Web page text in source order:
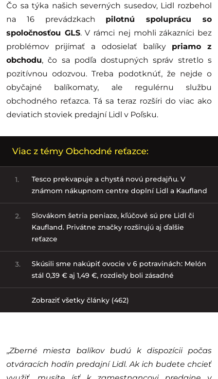
Čo sa týka našich severných susedov, Lidl rozbehol
na 16 prevádzkach pilotnú spoluprácu so
spoločnosťou GLS. V rámci nej mohli zákazníci bez
problémov prijímať a odosielať balíky priamo z
obchodu, čo sa podľa dostupných správ stretlo s
pozitívnou odozvou. Treba podotknúť, že nejde o
obyčajné balíkomaty, ale regulérnu službu
obchodného reťazca. Tá sa teraz rozšíri do viac ako
deviatich stoviek predajní Lidl v Poľsku.
Viac z témy Obchodné reťazce:
1.
Tesco prekvapuje a chystá novú predajňu. V
známom nákupnom centre doplní Lidl a Kaufland
2.
Slovákom šetria peniaze, kľúčové sú pre Lidl či
Kaufland. Privátne značky rozširujú aj ďalšie
reťazce
3.
Skúsili sme nakúpiť ovocie v 6 potravinách: Melón
stál 0,39 € aj 1,49 €, rozdiely boli zásadné
Zobraziť všetky články (462)
„Zberné miesta balíkov budú k dispozícii počas
otváracích hodín predajní Lidl. Ak ich budete chcieť